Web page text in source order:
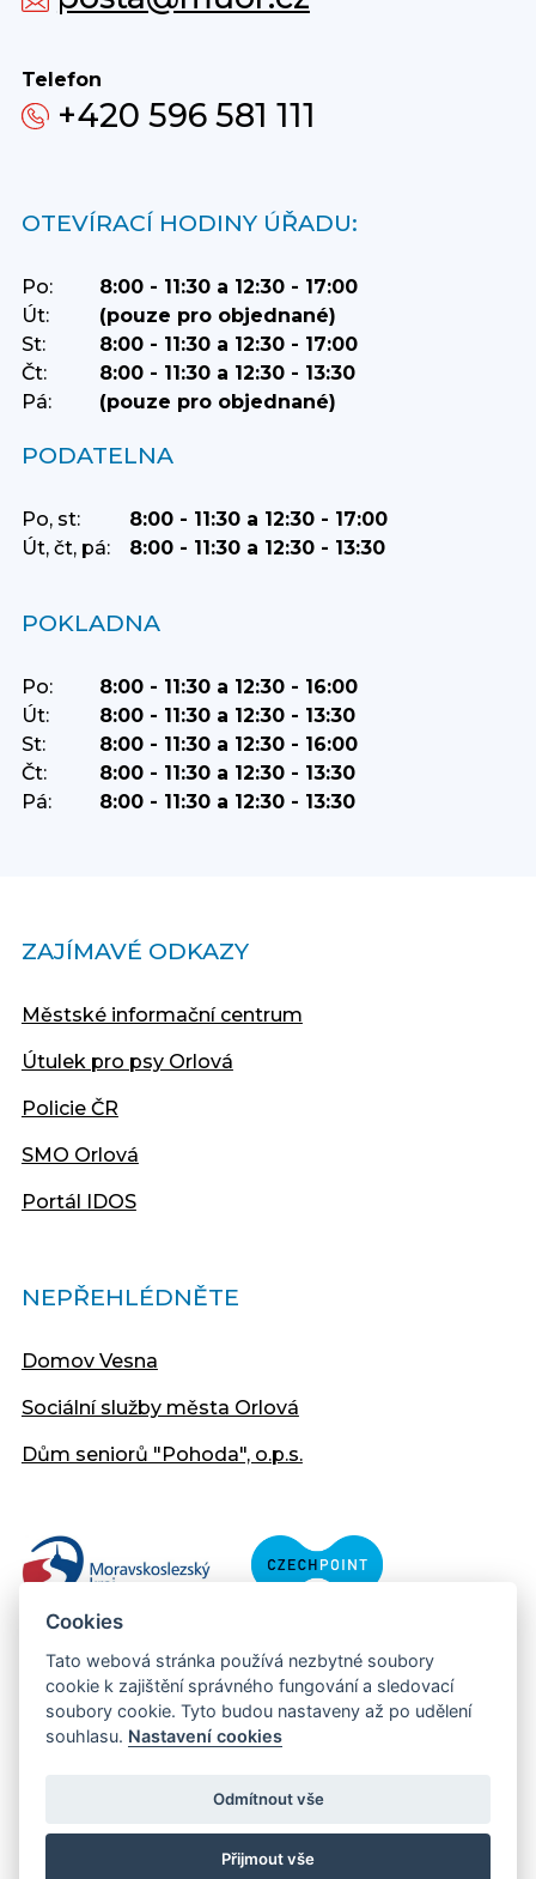
Telefon
+420 596 581 111
OTEVÍRACÍ HODINY ÚŘADU:
Po:
8:00 - 11:30 a 12:30 - 17:00
Út:
(pouze pro objednané)
St:
8:00 - 11:30 a 12:30 - 17:00
Čt:
8:00 - 11:30 a 12:30 - 13:30
Pá:
(pouze pro objednané)
PODATELNA
Po, st:
8:00 - 11:30 a 12:30 - 17:00
Út, čt, pá:
8:00 - 11:30 a 12:30 - 13:30
POKLADNA
Po:
8:00 - 11:30 a 12:30 - 16:00
Út:
8:00 - 11:30 a 12:30 - 13:30
St:
8:00 - 11:30 a 12:30 - 16:00
Čt:
8:00 - 11:30 a 12:30 - 13:30
Pá:
8:00 - 11:30 a 12:30 - 13:30
ZAJÍMAVÉ ODKAZY
Městské informační centrum
Útulek pro psy Orlová
Policie ČR
SMO Orlová
Portál IDOS
NEPŘEHLÉDNĚTE
Domov Vesna
Sociální služby města Orlová
Dům seniorů "Pohoda", o.p.s.
Copyright © 2013 - 2026 Městský úřad Orlová
Cookies
Tato webová stránka používá nezbytné soubory
cookie k zajištění správného fungování a sledovací
soubory cookie. Tyto budou nastaveny až po udělení
souhlasu. Nastavení cookies
Odmítnout vše
Přijmout vše